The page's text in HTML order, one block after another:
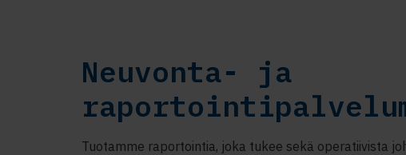
Neuvonta- ja
Tuotamme raportointia, joka tukee sekä operatiivista